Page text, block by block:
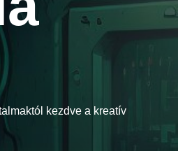
kezdve a kreatív